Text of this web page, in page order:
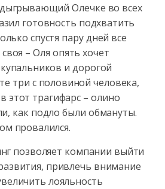
Олечке во всех
готовность подхватить
спустя пару дней все
– Оля опять хочет
и дорогой
три с половиной человека,
этот трагифарс – олино
как подло были обмануты.
провалился.
позволяет компании выйти
привлечь внимание
лояльность